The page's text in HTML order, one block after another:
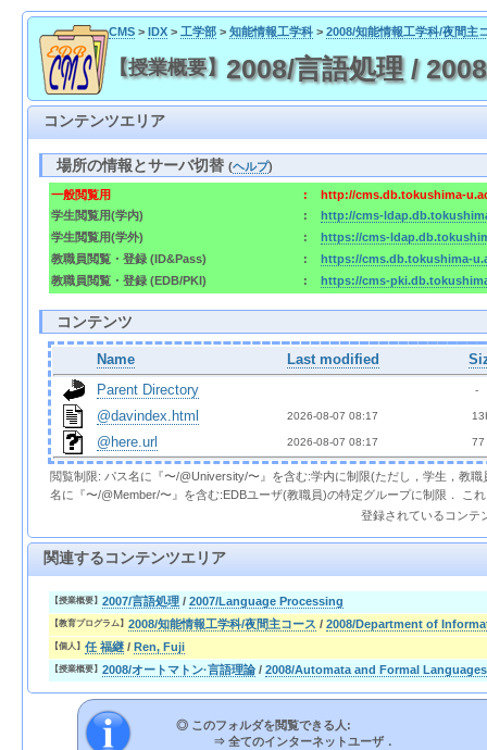
CMS> IDX> 工学部> 知能情報工学科> 2008/知能情報工学科/夜間主
【授業概要】 2008/言語処理 /
コンテンツエリア
場所の情報とサーバ切替(ヘルプ)
一般閲覧用 :
http://cms.db.tokushima-
学生閲覧用(学内)
:
http://cms-
学生閲覧用(学外)
:
https://cms-
教職員閲覧・登録 (ID&Pass)
:
https://cms.db.tokushima-
教職員閲覧・登録 (EDB/PKI)
: https://cms-
コンテンツ
Name Last modified
Parent Directory
  -
@davindex.html 2026-08-07 08:17
@here.url 2026-08-07 08:17 77
閲覧制限: パス名に『〜/@University/〜』を含む:学内に制限(ただし，学生，教
名に『〜/@Member/〜』を含む:EDBユーザ(教職員)の特定グループに制限． こ
登録されているコンテ
関連するコンテンツエリア
【授業概要】 2007/言語処理 / 2007/Language Processing
【教育プログラム】 2008/知能情報工学科/夜間主コース / 2008/Department of
【個人】 任 福継 / Ren, Fuji
【授業概要】 2008/オートマトン·言語理論 / 2008/Automata and Formal Languages
◎ このフォルダを閲覧できる人:
⇒ 全てのインターネットユーザ．